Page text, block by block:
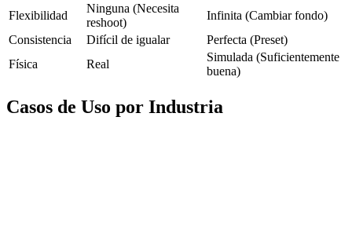
Flexibilidad
Ninguna (Necesita
reshoot)
Infinita (Cambiar fondo)
Consistencia
Difícil de igualar
Perfecta (Preset)
Física
Real
Simulada (Suficientemente
buena)
Casos de Uso por Industria